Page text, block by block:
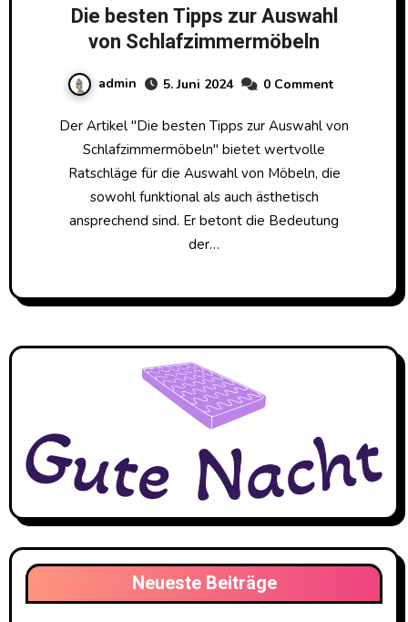
Die besten Tipps zur Auswahl
von Schlafzimmermöbeln
admin 5. Juni 2024 0 Comment
Der Artikel "Die besten Tipps zur Auswahl von
Schlafzimmermöbeln" bietet wertvolle
Ratschläge für die Auswahl von Möbeln, die
sowohl funktional als auch ästhetisch
ansprechend sind. Er betont die Bedeutung
der…
Neueste Beiträge